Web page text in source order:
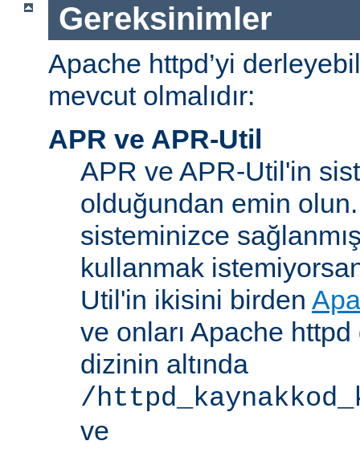
Gereksinimler
Apache httpd’yi
mevcut olmalıdır:
APR ve APR-Util
APR ve APR-Util'in
olduğundan emin
sisteminizce
kullanmak
Util'in ikisini birden
ve onları Apache httpd
dizinin altında
/
ve